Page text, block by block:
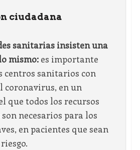
ciudadana
sanitarias insisten una
mismo:es importante
centros sanitarios con
coronavirus, en un
que todos los recursos
necesarios para los
en pacientes que sean